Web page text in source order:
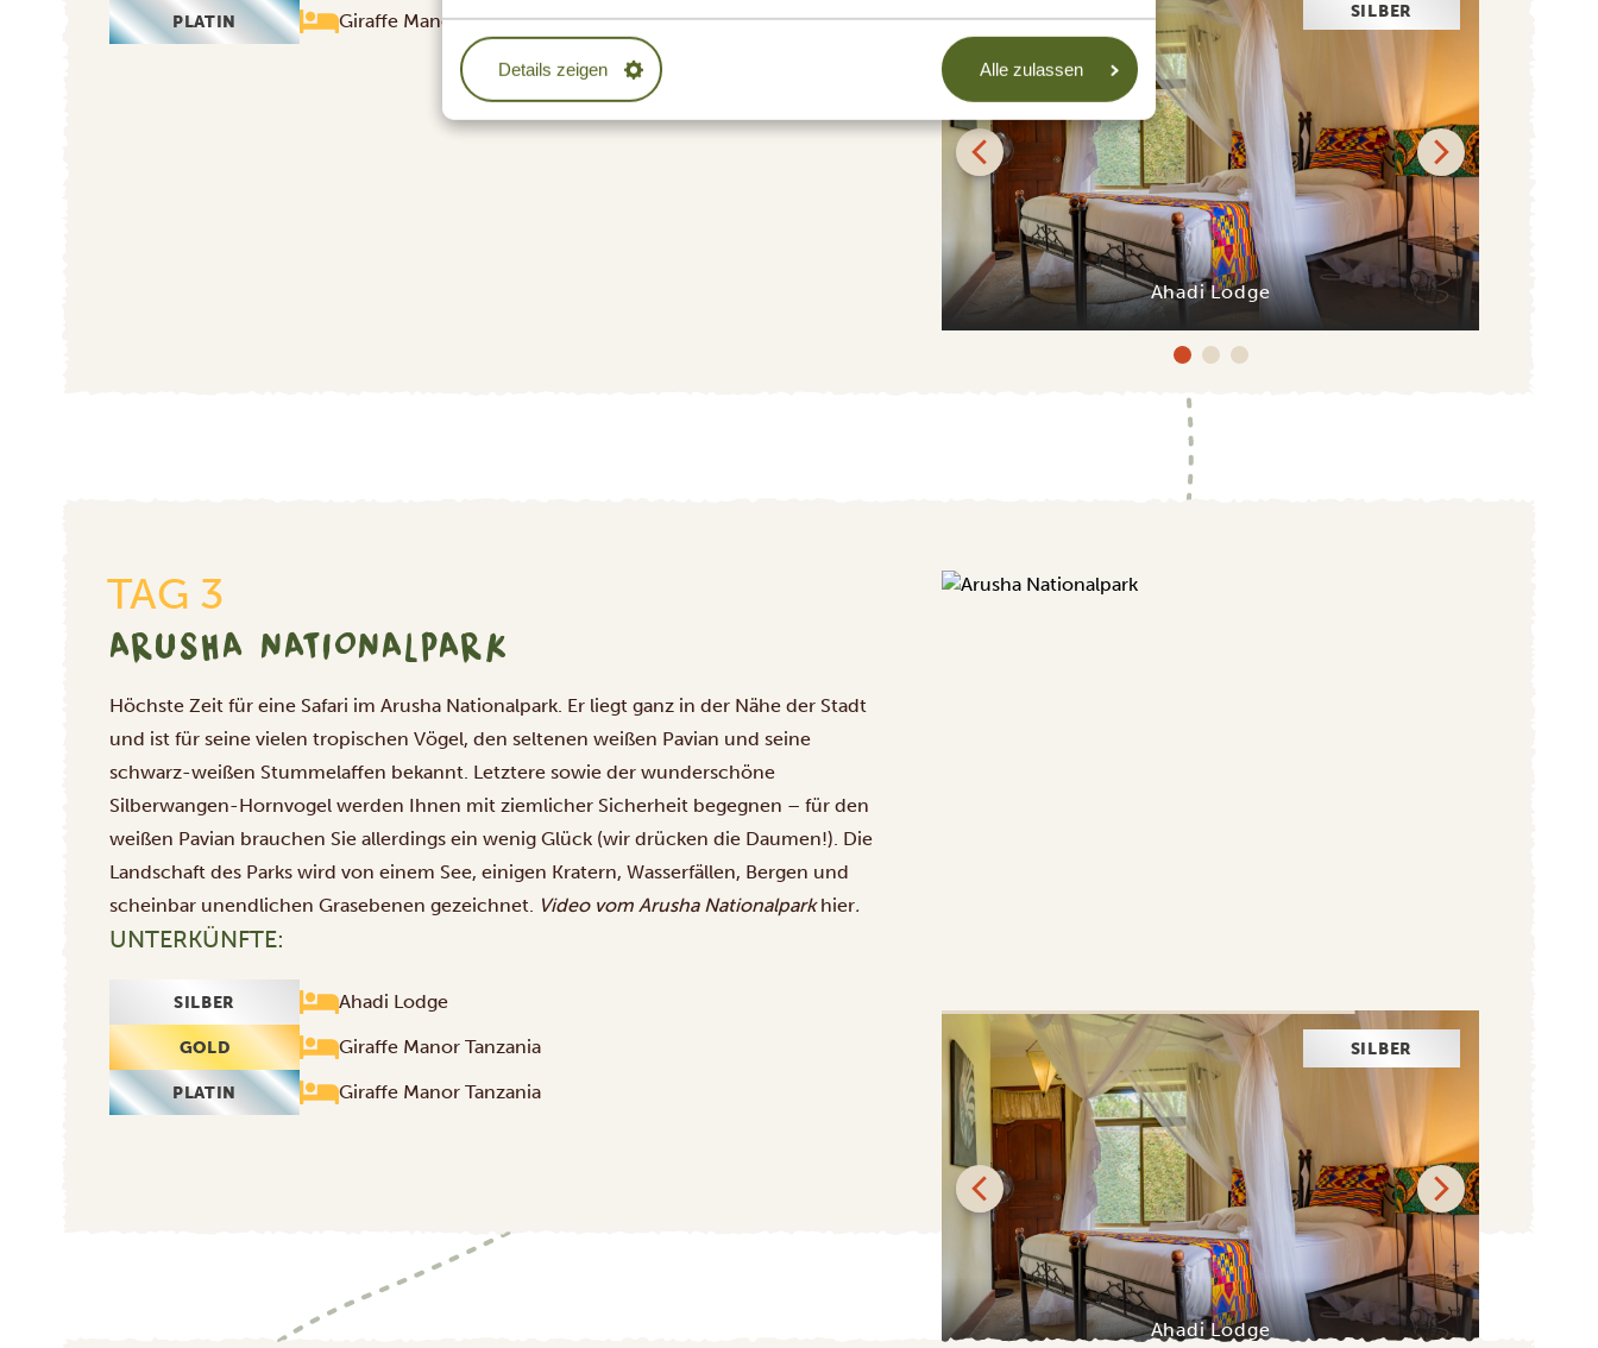
Details zeigen Alle zulassen
PLATIN Giraffe Manor Tanzania SILBER
Ahadi Lodge
TAG 3
ARUSHA NATIONALPARK
Höchste Zeit für eine Safari im Arusha Nationalpark. Er liegt ganz in der Nähe der Stadt
und ist für seine vielen tropischen Vögel, den seltenen weißen Pavian und seine
schwarz-weißen Stummelaffen bekannt. Letztere sowie der wunderschöne
Silberwangen-Hornvogel werden Ihnen mit ziemlicher Sicherheit begegnen – für den
weißen Pavian brauchen Sie allerdings ein wenig Glück (wir drücken die Daumen!). Die
Landschaft des Parks wird von einem See, einigen Kratern, Wasserfällen, Bergen und
scheinbar unendlichen Grasebenen gezeichnet.
Video vom Arusha Nationalparkhier.
UNTERKÜNFTE:
SILBER Ahadi Lodge
GOLD Giraffe Manor Tanzania
PLATIN Giraffe Manor Tanzania
SILBER
Ahadi Lodge